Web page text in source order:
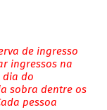
de ingresso
ingressos na
dia do
sobra dentre os
pessoa